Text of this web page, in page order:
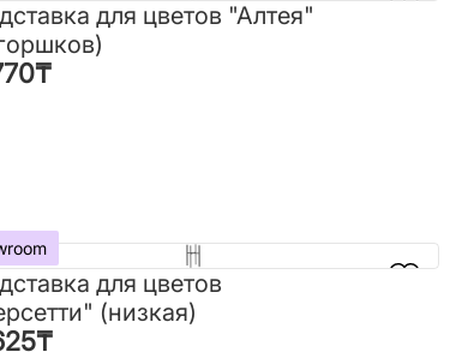
для цветов "Алтея"
₸
для цветов "Алтея"
₸
для цветов
(низкая)
₸
для цветов
(низкая)
₸